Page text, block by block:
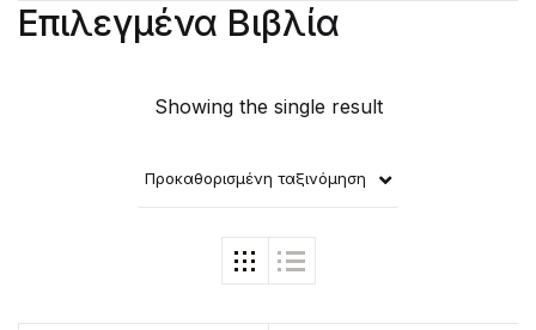
Επιλεγμένα Βιβλία
Showing the single result
Προκαθορισμένη ταξινόμηση